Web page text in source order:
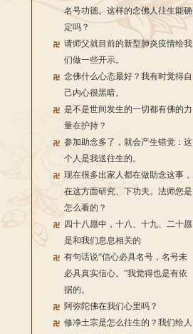
名号功德。这样的念佛人往生能确
定吗？
请师父就目前的新型肺炎疫情给我
们做一些开示。
念佛什么心态最好？我有时觉得自
己内心很黑暗。
是不是世间发生的一切都有佛的力
量在护持？
参加助念多了，就会产生错觉：这
个人是我送往生的。
现在很多出家人都在做助念这事，
在这方面研究、下功夫。法师您是
怎么看的？
四十八愿中，十八、十九、二十愿
是和我们息息相关的
有句话说“信心必具名号，名号未
必具真实信心。”我觉得也是有依
据的。
阿弥陀佛在我们心里吗？
修净土宗是怎么往生的？我们给人